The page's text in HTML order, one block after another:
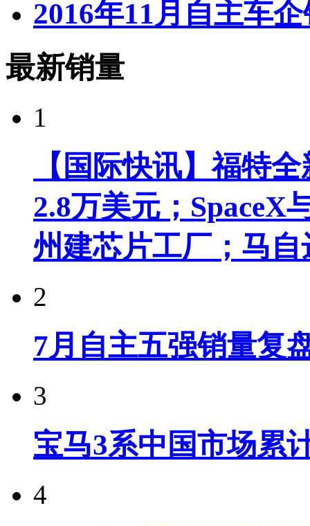
2016年11月自主车
最新销量
1
【国际快讯】福特
2.8万美元；SpaceX
州建芯片工厂；马
2
7月自主五强销量复
3
宝马3系中国市场累
4